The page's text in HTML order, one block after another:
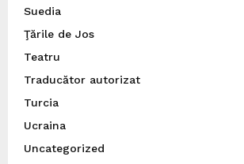
Suedia
Ţările de Jos
Teatru
Traducător autorizat
Turcia
Ucraina
Uncategorized